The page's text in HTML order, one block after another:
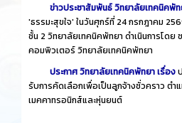
ข่าวประชาสัมพันธ์ วิทยาลัยเทคนิคพัท
'ธรรมะสุขใจ' ในวันศุกร์ที่ 24 กรกฎาคม
ชั้น 2 วิทยาลัยเทคนิคพัทยา ดำเนินการโดย
คอมพิวเตอร์ วิทยาลัยเทคนิคพัทยา
ประกาศ วิทยาลัยเทคนิคพัทยา เรื่อง
รับการคัดเลือกเพื่อเป็นลูกจ้างชั่วคราว ต
เมคคาทรอนิกส์และหุ่นยนต์